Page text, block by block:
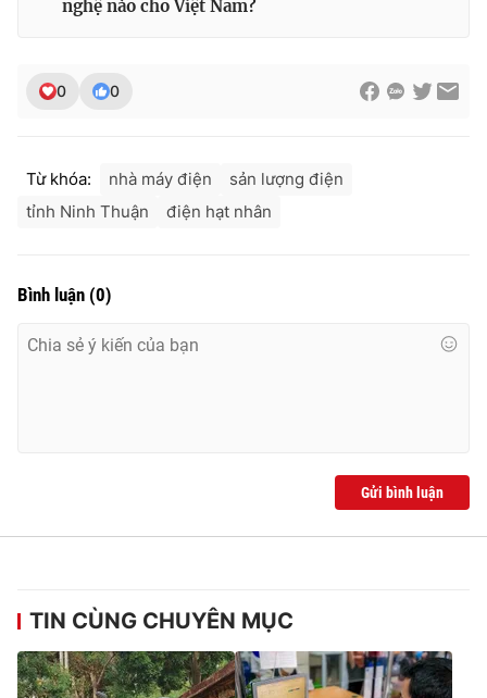
nghệ nào cho Việt Nam?
0 0
Từ khóa: nhà máy điện
sản lượng điện
tỉnh Ninh Thuận
điện hạt nhân
Bình luận (0)
Gửi bình luận
TIN CÙNG CHUYÊN MỤC